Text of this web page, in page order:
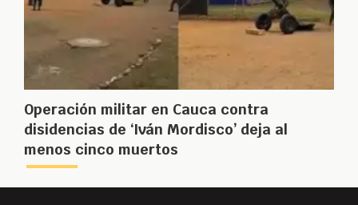
Operación militar en Cauca contra
disidencias de ‘Iván Mordisco’ deja al
menos cinco muertos